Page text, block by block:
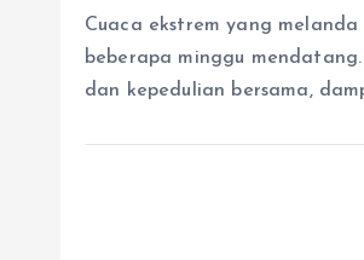
Cuaca ekstrem yang
beberapa minggu
dan kepedulian bersama,